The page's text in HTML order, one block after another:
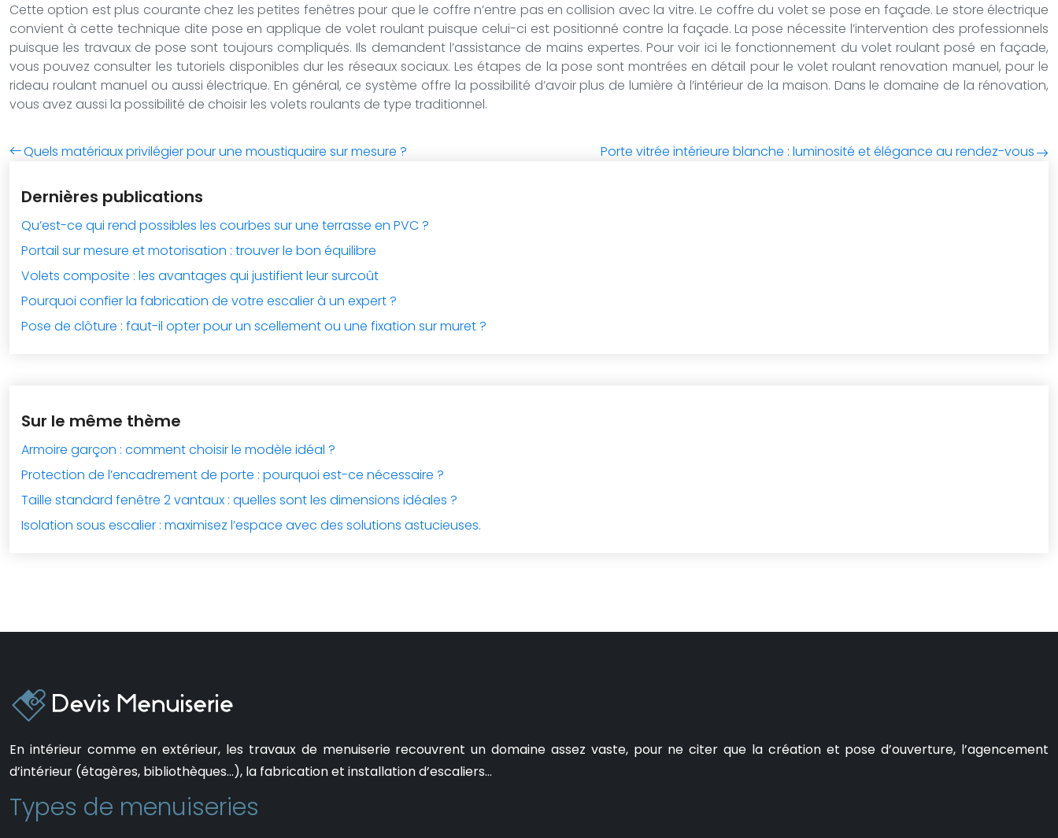
Cette option est plus courante chez les petites fenêtres pour que le coffre n’entre pas en collision avec la vitre. Le coffre du volet se pose en façade. Le store électrique
convient à cette technique dite pose en applique de volet roulant puisque celui-ci est positionné contre la façade. La pose nécessite l’intervention des professionnels
puisque les travaux de pose sont toujours compliqués. Ils demandent l’assistance de mains expertes. Pour voir ici le fonctionnement du volet roulant posé en façade,
vous pouvez consulter les tutoriels disponibles dur les réseaux sociaux. Les étapes de la pose sont montrées en détail pour le volet roulant renovation manuel, pour le
rideau roulant manuel ou aussi électrique. En général, ce système offre la possibilité d’avoir plus de lumière à l’intérieur de la maison. Dans le domaine de la rénovation,
vous avez aussi la possibilité de choisir les volets roulants de type traditionnel.
Quels matériaux privilégier pour une moustiquaire sur mesure ? Porte vitrée intérieure blanche : luminosité et élégance au rendez-vous
Dernières publications
Qu’est-ce qui rend possibles les courbes sur une terrasse en PVC ?
Portail sur mesure et motorisation : trouver le bon équilibre
Volets composite : les avantages qui justifient leur surcoût
Pourquoi confier la fabrication de votre escalier à un expert ?
Pose de clôture : faut-il opter pour un scellement ou une fixation sur muret ?
Sur le même thème
Armoire garçon : comment choisir le modèle idéal ?
Protection de l’encadrement de porte : pourquoi est-ce nécessaire ?
Taille standard fenêtre 2 vantaux : quelles sont les dimensions idéales ?
Isolation sous escalier : maximisez l’espace avec des solutions astucieuses.
En intérieur comme en extérieur, les travaux de menuiserie recouvrent un domaine assez vaste, pour ne citer que la création et pose d’ouverture, l’agencement
d’intérieur (étagères, bibliothèques…), la fabrication et installation d’escaliers…
Types de menuiseries